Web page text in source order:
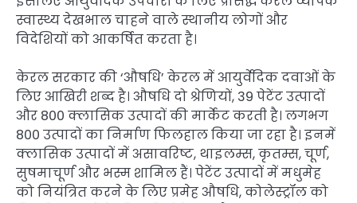
स्वास्थ्य देखभाल चाहने वाले स्थानीय लोगों और
विदेशियों को आकर्षित करता है।
केरल सरकार की ‘औषधि’ केरल में आयुर्वेदिक दवाओं के
लिए आखिरी शब्द है। औषधि दो श्रेणियों, 39 पेटेंट उत्पादों
और 800 क्लासिक उत्पादों की मार्केट करती है। लगभग
800 उत्पादों का निर्माण फिलहाल किया जा रहा है। इनमें
क्लासिक उत्पादों में असावरिष्ट, थाइलम्स, कृतम्स, चूर्ण,
सुषमाचूर्ण और भस्म शामिल हैं। पेटेंट उत्पादों में मधुमेह
को नियंत्रित करने के लिए प्रमेह औषधि, कोलेस्ट्रॉल को